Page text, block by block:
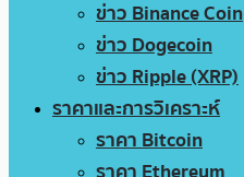
ข่าว Binance Coin
ข่าว Dogecoin
ข่าว Ripple (XRP)
ราคาและการวิเคราะห์
ราคา Bitcoin